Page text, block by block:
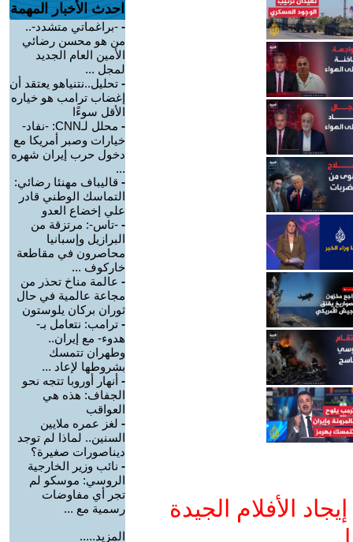
الأفلام الجيدة
احدث الأخبار المهمة
- -براغماتي متشدد-..
من هو محسن رضائي
الأمين العام الجديد
لمجل ...
- تحليل..نتنياهو يعتقد أن
إغضاب ترامب هو خياره
الأقل سوءًا
-
محلل لـCNN: -نفاد-
خيارات وصبر أمريكا مع
دخول حرب إيران شهره
...
- قاليباف مهنئا رضائي:
التماسك الوطني قادر
علي إخضاع العدو
- -تاس-: مرتزقة من
البرازيل وإسبانيا
محاصرون في مقاطعة
خاركوف ...
- عالمة مناخ تحذر من
مجاعة عالمية في حال
ثوران بركان يلوستون
- ترامب: نتعامل بـ-
هدوء- مع إيران..
وطهران تتمسك
بشروطها لإعاد ...
- أنهار أوروبا تتجه نحو
الجفاف: هذه هي
العواقب
- لغز عمره ملايين
السنين.. لماذا لم توجد
ديناصورات صغيرة؟
- نائب وزير الخارجية
الروسي: موسكو لم
تجر أي مفاوضات
رسمية مع ...
المزيد.....